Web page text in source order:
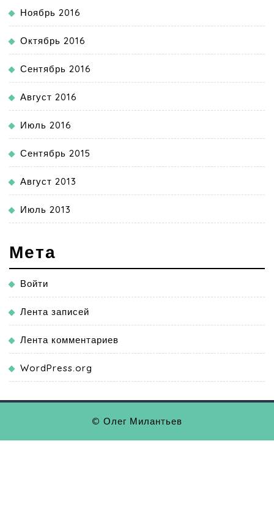
Ноябрь 2016
Октябрь 2016
Сентябрь 2016
Август 2016
Июль 2016
Сентябрь 2015
Август 2013
Июль 2013
Мета
Войти
Лента записей
Лента комментариев
WordPress.org
© Олег Милантьев